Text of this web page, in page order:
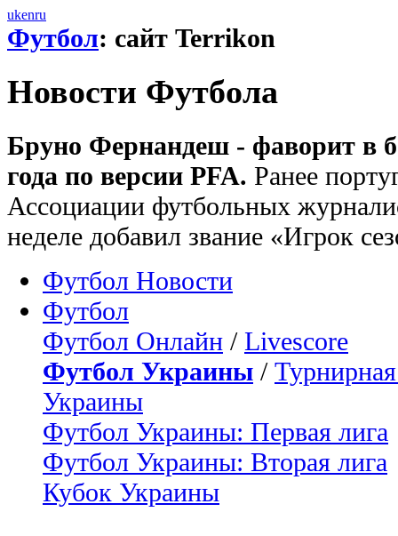
ukenru
Футбол: сайт Terrikon
Новости Футбола
Бруно Фернандеш - фаворит в
года по версии PFA. Ранее
Ассоциации футбольных
неделе добавил звание «Игрок
Футбол Новости
Футбол
Футбол Онлайн / Livescore
Футбол Украины /
Украины
Футбол Украины: Первая лига
Футбол Украины: Вторая лига
Кубок Украины